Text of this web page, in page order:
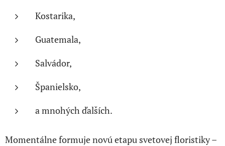
Kostarika,
Guatemala,
Salvádor,
Španielsko,
a mnohých ďalších.
Momentálne formuje novú etapu svetovej floristiky –